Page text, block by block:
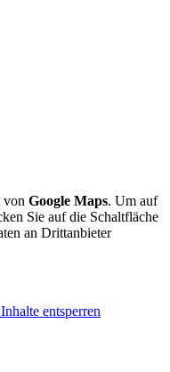
von Google Maps. Um auf
Sie auf die Schaltfläche
an Drittanbieter
entsperren